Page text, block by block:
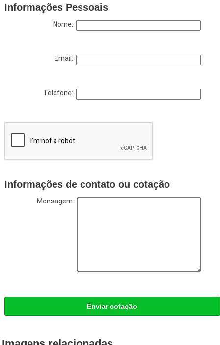
Informações Pessoais
Nome:
Email:
Telefone:
Informações de contato ou cotação
Mensagem:
Enviar cotação